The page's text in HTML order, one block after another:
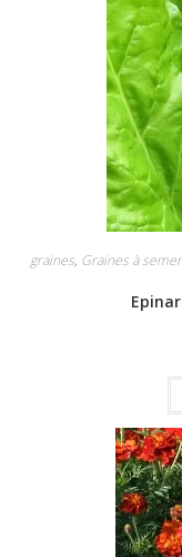
graines, Graines à